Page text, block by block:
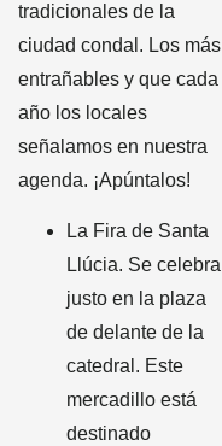
tradicionales de la
ciudad condal. Los más
entrañables y que cada
año los locales
señalamos en nuestra
agenda. ¡Apúntalos!
La Fira de Santa
Llúcia. Se celebra
justo en la plaza
de delante de la
catedral. Este
mercadillo está
destinado